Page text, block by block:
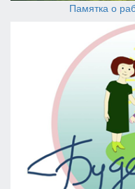
Памятка о